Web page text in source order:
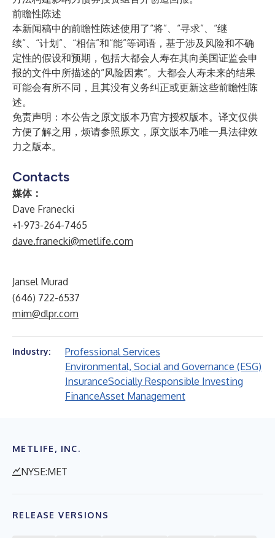
前瞻性陈述
本新闻稿中的前瞻性陈述使用了“将”、“寻求”、“继
续”、“计划”、“相信”和“能”等词语，基于涉及风险和不确
定性的假设和预期，包括大都会人寿在其向美国证监会申
报的文件中所描述的“风险因素”。大都会人寿未来的结果
可能会有所不同，且其没有义务纠正或更新这些前瞻性陈
述。
免责声明：本公告之原文版本乃官方授权版本。译文仅供
方便了解之用，烦请参照原文，原文版本乃唯一具法律效
力之版本。
Contacts
媒体：
Dave Franecki
+1-973-264-7465
dave.franecki@metlife.com
Jansel Murad
(646) 722-6537
mim@dlpr.com
Industry:
Professional Services
Environmental, Social and Governance (ESG)
InsuranceSocially Responsible Investing
FinanceAsset Management
METLIFE, INC.
NYSE:MET
RELEASE VERSIONS